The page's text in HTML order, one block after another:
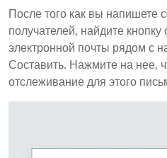
После того как вы напишете
получателей, найдите
электронной почты рядом с
Составить. Нажмите на нее,
отслеживание для этого